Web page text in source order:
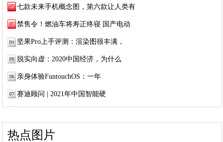
七款未来手机概念图，第六款让人类有
禁售令！燃油车将寿正终寝 国产电动
坚果Pro上手评测：渲染图很丰满，
脱实向虚：2020中国经济，为什么
亲身体验FuntouchOS：一年
赛迪顾问 | 2021年中国智能硬
热点图片